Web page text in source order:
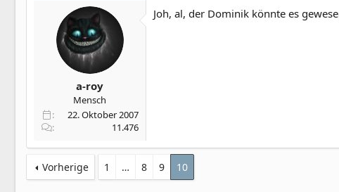
a-roy
Mensch
22. Oktober 2007
11.476
Joh, al, der Dominik könnte es
Vorherige 1 … 8 9 10